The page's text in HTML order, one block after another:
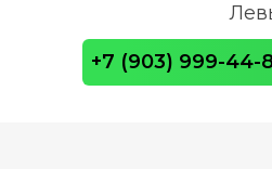
+7 (903) 999-44-